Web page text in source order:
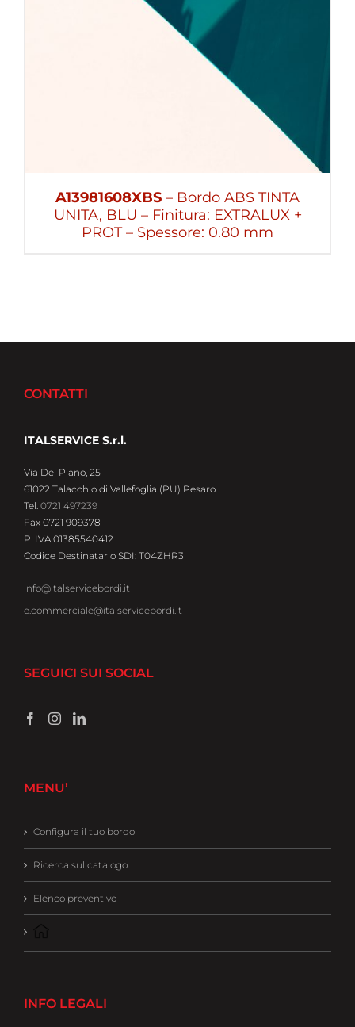
A13981608XBS – Bordo ABS TINTA
UNITA, BLU – Finitura: EXTRALUX +
PROT – Spessore: 0.80 mm
CONTATTI
ITALSERVICE S.r.l.
Via Del Piano, 25
61022 Talacchio di Vallefoglia (PU) Pesaro
Tel. 0721 497239
Fax 0721 909378
P. IVA 01385540412
Codice Destinatario SDI: T04ZHR3
info@italservicebordi.it
e.commerciale@italservicebordi.it
SEGUICI SUI SOCIAL
MENU’
Configura il tuo bordo
Ricerca sul catalogo
Elenco preventivo
INFO LEGALI